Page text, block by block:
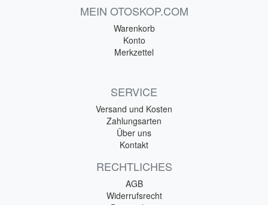
MEIN OTOSKOP.COM
Warenkorb
Konto
Merkzettel
SERVICE
Versand und Kosten
Zahlungsarten
Über uns
Kontakt
RECHTLICHES
AGB
Widerrufsrecht